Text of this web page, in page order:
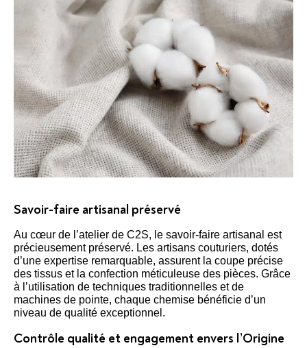
Savoir-faire artisanal préservé
Au cœur de l’atelier de C2S, le savoir-faire artisanal est
précieusement préservé. Les artisans couturiers, dotés
d’une expertise remarquable, assurent la coupe précise
des tissus et la confection méticuleuse des pièces. Grâce
à l’utilisation de techniques traditionnelles et de
machines de pointe, chaque chemise bénéficie d’un
niveau de qualité exceptionnel.
Contrôle qualité et engagement envers l’Origine